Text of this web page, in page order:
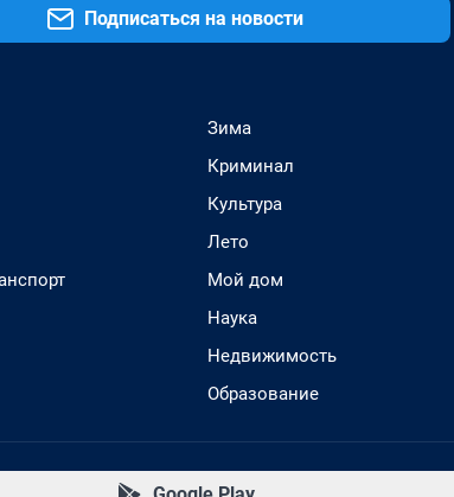
Подписаться на новости
Зима
Криминал
Культура
Лето
Мой дом
Наука
Недвижимость
Образование